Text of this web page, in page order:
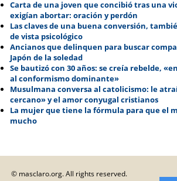
Carta de una joven que concibió tras una
exigían abortar: oración y perdón
Las claves de una buena conversión,
de vista psicológico
Ancianos que delinquen para buscar
Japón de la soledad
Se bautizó con 30 años: se creía rebelde,
al conformismo dominante»
Musulmana conversa al catolicismo: le
cercano» y el amor conyugal cristianos
La mujer que tiene la fórmula para que el
mucho
© masclaro.org. All rights reserved.